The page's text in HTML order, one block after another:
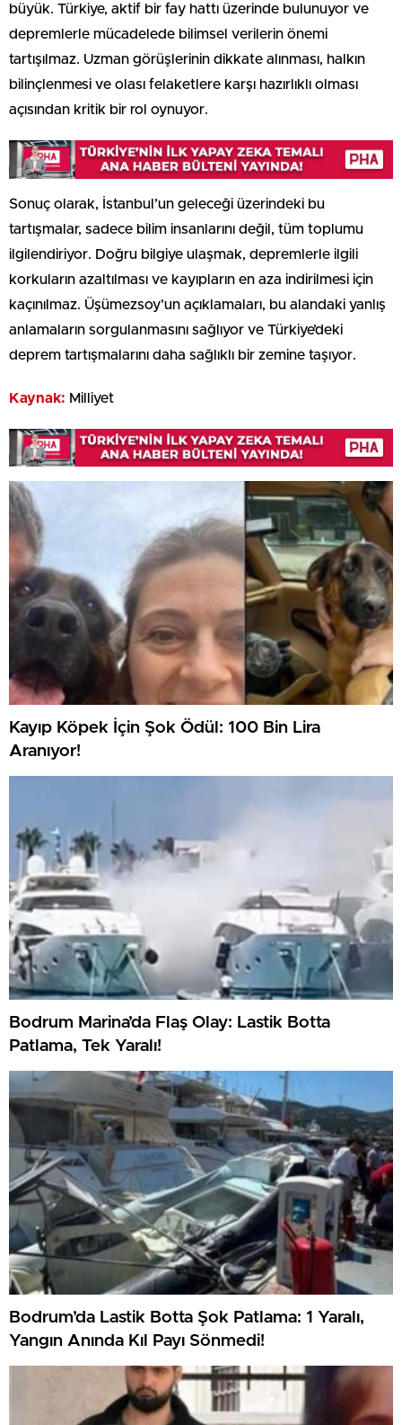
büyük. Türkiye, aktif bir fay hattı üzerinde bulunuyor ve
depremlerle mücadelede bilimsel verilerin önemi
tartışılmaz. Uzman görüşlerinin dikkate alınması, halkın
bilinçlenmesi ve olası felaketlere karşı hazırlıklı olması
açısından kritik bir rol oynuyor.
Sonuç olarak, İstanbul’un geleceği üzerindeki bu
tartışmalar, sadece bilim insanlarını değil, tüm toplumu
ilgilendiriyor. Doğru bilgiye ulaşmak, depremlerle ilgili
korkuların azaltılması ve kayıpların en aza indirilmesi için
kaçınılmaz. Üşümezsoy’un açıklamaları, bu alandaki yanlış
anlamaların sorgulanmasını sağlıyor ve Türkiye’deki
deprem tartışmalarını daha sağlıklı bir zemine taşıyor.
Kaynak: Milliyet
Kayıp Köpek İçin Şok Ödül: 100 Bin Lira
Aranıyor!
Bodrum Marina’da Flaş Olay: Lastik Botta
Patlama, Tek Yaralı!
Bodrum’da Lastik Botta Şok Patlama: 1 Yaralı,
Yangın Anında Kıl Payı Sönmedi!